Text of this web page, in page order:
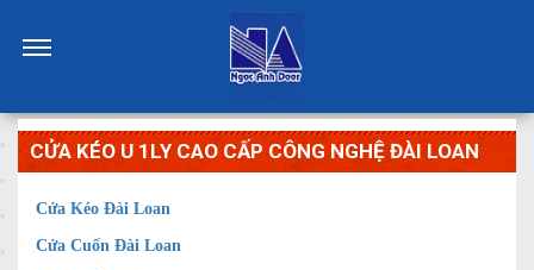
CỬA KÉO U 1LY CAO CẤP CÔNG NGHỆ ĐÀI LOAN
Cửa Kéo Đài Loan
Cửa Cuốn Đài Loan